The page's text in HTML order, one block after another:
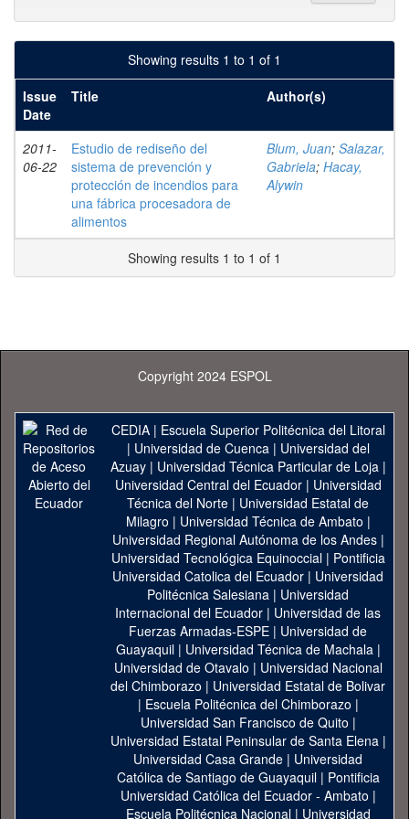
Showing results 1 to 1 of 1
Issue
Date
Title Author(s)
2011-
06-22
Estudio de rediseño del
sistema de prevención y
protección de incendios para
una fábrica procesadora de
alimentos
Blum, Juan; Salazar,
Gabriela; Hacay,
Alywin
Showing results 1 to 1 of 1
Copyright 2024 ESPOL
CEDIA| Escuela Superior Politécnica del Litoral
| Universidad de Cuenca| Universidad del
Azuay| Universidad Técnica Particular de Loja|
Universidad Central del Ecuador| Universidad
Técnica del Norte | Universidad Estatal de
Milagro | Universidad Técnica de Ambato |
Universidad Regional Autónoma de los Andes|
Universidad Tecnológica Equinoccial| Pontificia
Universidad Catolica del Ecuador | Universidad
Politécnica Salesiana | Universidad
Internacional del Ecuador | Universidad de las
Fuerzas Armadas-ESPE | Universidad de
Guayaquil| Universidad Técnica de Machala|
Universidad de Otavalo | Universidad Nacional
del Chimborazo | Universidad Estatal de Bolivar
| Escuela Politécnica del Chimborazo |
Universidad San Francisco de Quito |
Universidad Estatal Peninsular de Santa Elena|
Universidad Casa Grande | Universidad
Católica de Santiago de Guayaquil| Pontificia
Universidad Católica del Ecuador - Ambato |
Escuela Politécnica Nacional| Universidad